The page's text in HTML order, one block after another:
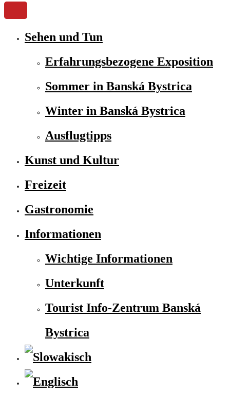
Sehen und Tun
Erfahrungsbezogene Exposition
Sommer in Banská Bystrica
Winter in Banská Bystrica
Ausflugtipps
Kunst und Kultur
Freizeit
Gastronomie
Informationen
Wichtige Informationen
Unterkunft
Tourist Info-Zentrum Banská
Bystrica